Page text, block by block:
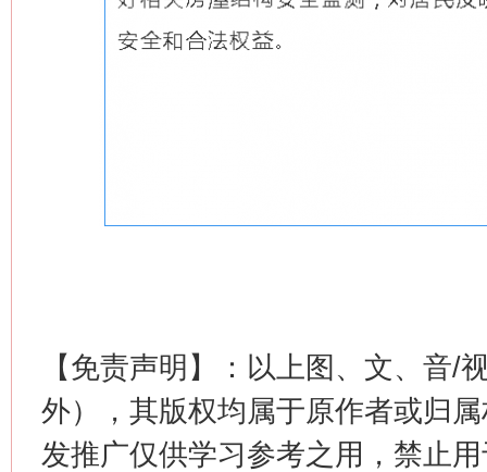
【免责声明】：以上图、文、音/
外），其版权均属于原作者或归
发推广仅供学习参考之用，禁止